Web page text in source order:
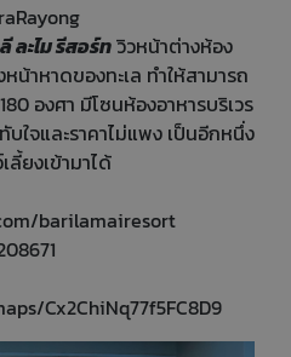
ละไม รีสอร์ทวิวหน้าต่างห้อง
าหาดของทะเล ทำให้สามารถ
องศา มีโซนห้องอาหารบริเวร
ใจและราคาไม่แพง เป็นอีกหนึ่ง
ยงเข้ามาได้
barilamairesort
Cx2ChiNq77f5FC8D9